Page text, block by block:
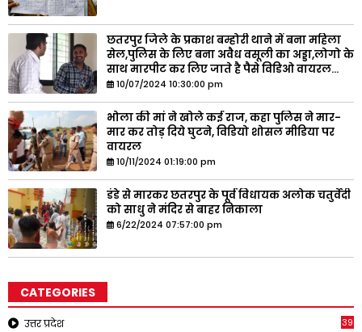
छतरपुर जिले के प्रकाश बम्होरी थाने में बना महिला
सेल,पुलिस के लिए बना अवैध वसूली का अड्डा,लोगो के
साथ मारपीट कर लिए जाते है पैसे विडिओ वायरल...
10/07/2024 10:30:00 pm
भोला की मां ने खोले कई राज, कहा पुलिस ने मार-
मार कर तोड़ दिये घुटने, विडियो शोसल मीडिया पर
वायरल
10/11/2024 01:19:00 pm
डंडे से मारकर छतरपुर के पूर्व विधायक अलोक चतुर्वेदी
को साधु ने मंदिर से बाहर निकाला
6/22/2024 07:57:00 pm
CATEGORIES
उत्तर प्रदेश 39